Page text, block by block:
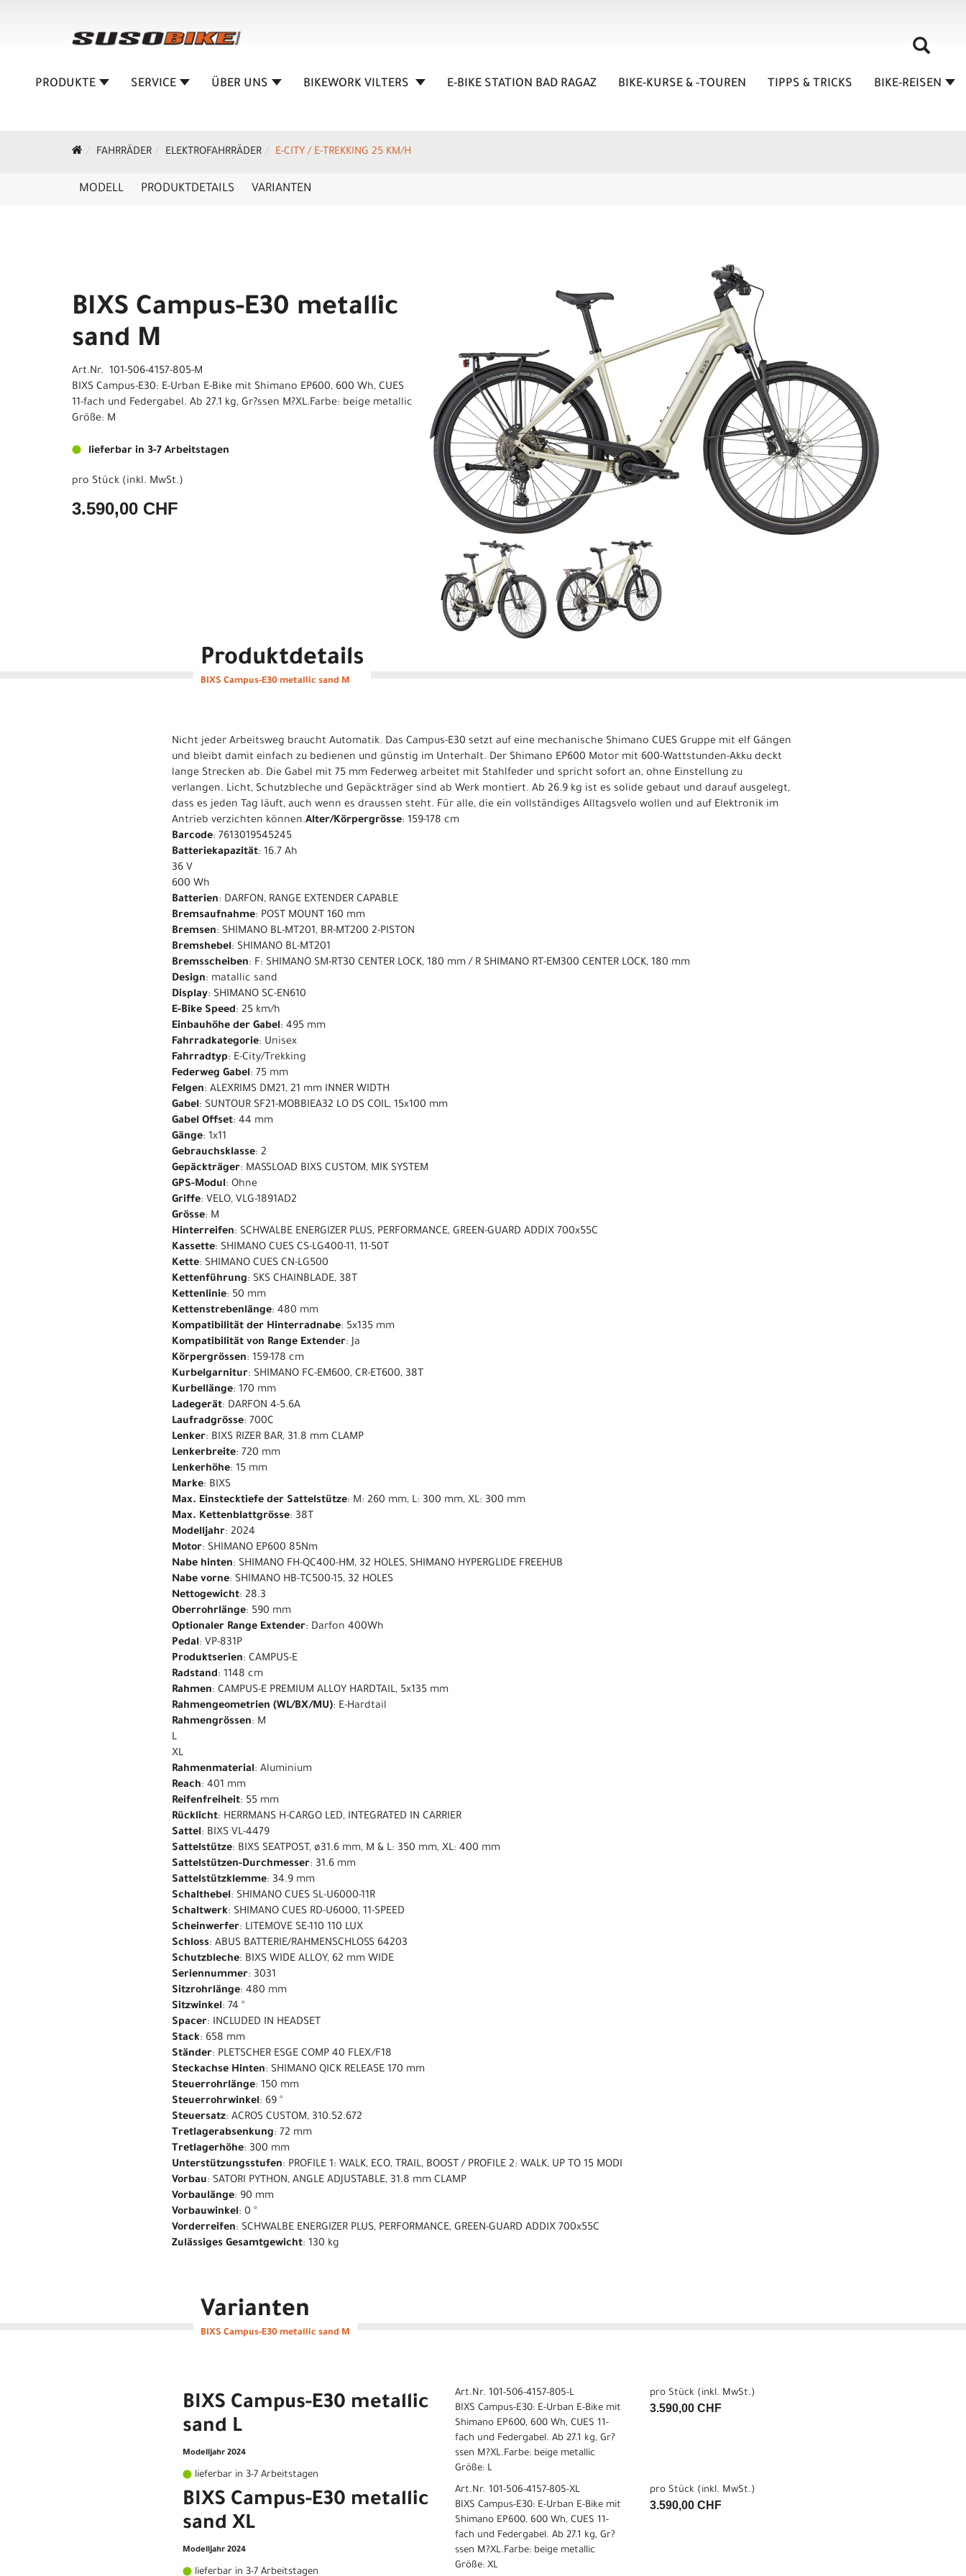
PRODUKTE SERVICE ÜBER UNS BIKEWORK VILTERS E-BIKE STATION BAD RAGAZ BIKE-KURSE & -TOUREN TIPPS & TRICKS BIKE-REISEN
FAHRRÄDER ELEKTROFAHRRÄDER E-CITY / E-TREKKING 25 KM/H
MODELL PRODUKTDETAILS VARIANTEN
BIXS Campus-E30 metallic
sand M
Art.Nr. 101-506-4157-805-M
BIXS Campus-E30: E-Urban E-Bike mit Shimano EP600, 600 Wh, CUES
11-fach und Federgabel. Ab 27.1 kg, Gr?ssen M?XL.Farbe: beige metallic
Größe: M
lieferbar in 3-7 Arbeitstagen
pro Stück (inkl. MwSt.)
3.590,00 CHF
Produktdetails
BIXS Campus-E30 metallic sand M
Nicht jeder Arbeitsweg braucht Automatik. Das Campus-E30 setzt auf eine mechanische Shimano CUES Gruppe mit elf Gängen
und bleibt damit einfach zu bedienen und günstig im Unterhalt. Der Shimano EP600 Motor mit 600-Wattstunden-Akku deckt
lange Strecken ab. Die Gabel mit 75 mm Federweg arbeitet mit Stahlfeder und spricht sofort an, ohne Einstellung zu
verlangen. Licht, Schutzbleche und Gepäckträger sind ab Werk montiert. Ab 26.9 kg ist es solide gebaut und darauf ausgelegt,
dass es jeden Tag läuft, auch wenn es draussen steht. Für alle, die ein vollständiges Alltagsvelo wollen und auf Elektronik im
Antrieb verzichten können.Alter/Körpergrösse: 159-178 cm
Barcode: 7613019545245
Batteriekapazität: 16.7 Ah
36 V
600 Wh
Batterien: DARFON, RANGE EXTENDER CAPABLE
Bremsaufnahme: POST MOUNT 160 mm
Bremsen: SHIMANO BL-MT201, BR-MT200 2-PISTON
Bremshebel: SHIMANO BL-MT201
Bremsscheiben: F: SHIMANO SM-RT30 CENTER LOCK, 180 mm / R SHIMANO RT-EM300 CENTER LOCK, 180 mm
Design: matallic sand
Display: SHIMANO SC-EN610
E-Bike Speed: 25 km/h
Einbauhöhe der Gabel: 495 mm
Fahrradkategorie: Unisex
Fahrradtyp: E-City/Trekking
Federweg Gabel: 75 mm
Felgen: ALEXRIMS DM21, 21 mm INNER WIDTH
Gabel: SUNTOUR SF21-MOBBIEA32 LO DS COIL, 15x100 mm
Gabel Offset: 44 mm
Gänge: 1x11
Gebrauchsklasse: 2
Gepäckträger: MASSLOAD BIXS CUSTOM, MIK SYSTEM
GPS-Modul: Ohne
Griffe: VELO, VLG-1891AD2
Grösse: M
Hinterreifen: SCHWALBE ENERGIZER PLUS, PERFORMANCE, GREEN-GUARD ADDIX 700x55C
Kassette: SHIMANO CUES CS-LG400-11, 11-50T
Kette: SHIMANO CUES CN-LG500
Kettenführung: SKS CHAINBLADE, 38T
Kettenlinie: 50 mm
Kettenstrebenlänge: 480 mm
Kompatibilität der Hinterradnabe: 5x135 mm
Kompatibilität von Range Extender: Ja
Körpergrössen: 159-178 cm
Kurbelgarnitur: SHIMANO FC-EM600, CR-ET600, 38T
Kurbellänge: 170 mm
Ladegerät: DARFON 4-5.6A
Laufradgrösse: 700C
Lenker: BIXS RIZER BAR, 31.8 mm CLAMP
Lenkerbreite: 720 mm
Lenkerhöhe: 15 mm
Marke: BIXS
Max. Einstecktiefe der Sattelstütze: M: 260 mm, L: 300 mm, XL: 300 mm
Max. Kettenblattgrösse: 38T
Modelljahr: 2024
Motor: SHIMANO EP600 85Nm
Nabe hinten: SHIMANO FH-QC400-HM, 32 HOLES, SHIMANO HYPERGLIDE FREEHUB
Nabe vorne: SHIMANO HB-TC500-15, 32 HOLES
Nettogewicht: 28.3
Oberrohrlänge: 590 mm
Optionaler Range Extender: Darfon 400Wh
Pedal: VP-831P
Produktserien: CAMPUS-E
Radstand: 1148 cm
Rahmen: CAMPUS-E PREMIUM ALLOY HARDTAIL, 5x135 mm
Rahmengeometrien (WL/BX/MU): E-Hardtail
Rahmengrössen: M
L
XL
Rahmenmaterial: Aluminium
Reach: 401 mm
Reifenfreiheit: 55 mm
Rücklicht: HERRMANS H-CARGO LED, INTEGRATED IN CARRIER
Sattel: BIXS VL-4479
Sattelstütze: BIXS SEATPOST, ø31.6 mm, M & L: 350 mm, XL: 400 mm
Sattelstützen-Durchmesser: 31.6 mm
Sattelstützklemme: 34.9 mm
Schalthebel: SHIMANO CUES SL-U6000-11R
Schaltwerk: SHIMANO CUES RD-U6000, 11-SPEED
Scheinwerfer: LITEMOVE SE-110 110 LUX
Schloss: ABUS BATTERIE/RAHMENSCHLOSS 64203
Schutzbleche: BIXS WIDE ALLOY, 62 mm WIDE
Seriennummer: 3031
Sitzrohrlänge: 480 mm
Sitzwinkel: 74 °
Spacer: INCLUDED IN HEADSET
Stack: 658 mm
Ständer: PLETSCHER ESGE COMP 40 FLEX/F18
Steckachse Hinten: SHIMANO QICK RELEASE 170 mm
Steuerrohrlänge: 150 mm
Steuerrohrwinkel: 69 °
Steuersatz: ACROS CUSTOM, 310.52.672
Tretlagerabsenkung: 72 mm
Tretlagerhöhe: 300 mm
Unterstützungsstufen: PROFILE 1: WALK, ECO, TRAIL, BOOST / PROFILE 2: WALK, UP TO 15 MODI
Vorbau: SATORI PYTHON, ANGLE ADJUSTABLE, 31.8 mm CLAMP
Vorbaulänge: 90 mm
Vorbauwinkel: 0 °
Vorderreifen: SCHWALBE ENERGIZER PLUS, PERFORMANCE, GREEN-GUARD ADDIX 700x55C
Zulässiges Gesamtgewicht: 130 kg
Varianten
BIXS Campus-E30 metallic sand M
BIXS Campus-E30 metallic
sand L
Modelljahr 2024
lieferbar in 3-7 Arbeitstagen
Art.Nr. 101-506-4157-805-L
BIXS Campus-E30: E-Urban E-Bike mit
Shimano EP600, 600 Wh, CUES 11-
fach und Federgabel. Ab 27.1 kg, Gr?
ssen M?XL.Farbe: beige metallic
Größe: L
pro Stück (inkl. MwSt.)
3.590,00 CHF
BIXS Campus-E30 metallic
sand XL
Modelljahr 2024
lieferbar in 3-7 Arbeitstagen
Art.Nr. 101-506-4157-805-XL
BIXS Campus-E30: E-Urban E-Bike mit
Shimano EP600, 600 Wh, CUES 11-
fach und Federgabel. Ab 27.1 kg, Gr?
ssen M?XL.Farbe: beige metallic
Größe: XL
pro Stück (inkl. MwSt.)
3.590,00 CHF